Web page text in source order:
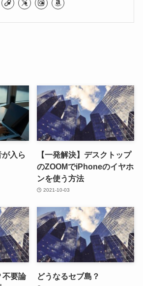
入ら
【一発解決】デスクトップ
のZOOMでiPhoneのイヤホ
ンを使う方法
2021-10-03
不要論
どうなるセブ島？